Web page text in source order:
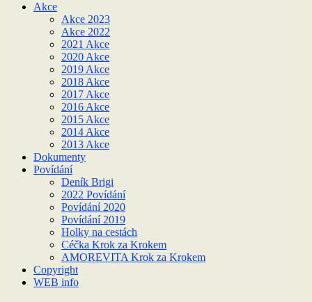
Akce
Akce 2023
Akce 2022
2021 Akce
2020 Akce
2019 Akce
2018 Akce
2017 Akce
2016 Akce
2015 Akce
2014 Akce
2013 Akce
Dokumenty
Povídání
Deník Brigi
2022 Povídání
Povídání 2020
Povídání 2019
Holky na cestách
Céčka Krok za Krokem
AMOREVITA Krok za Krokem
Copyright
WEB info